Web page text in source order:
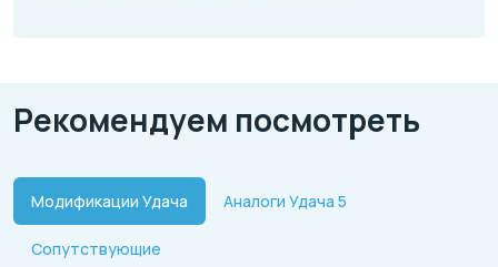
Рекомендуем посмотреть
Модификации Удача Аналоги Удача 5
Сопутствующие